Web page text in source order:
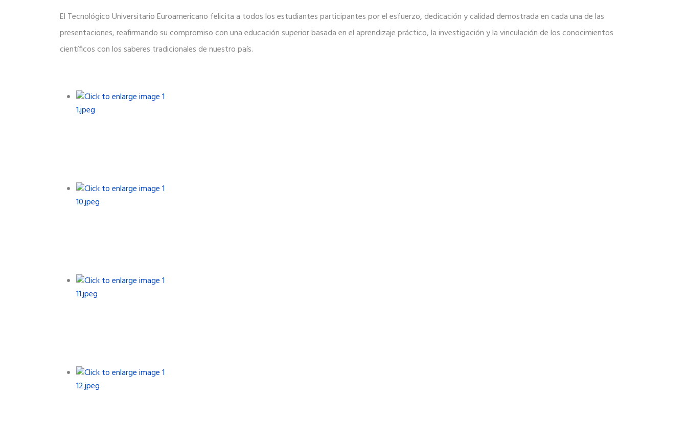
El Tecnológico Universitario Euroamericano felicita a todos los estudiantes participantes por el esfuerzo, dedicación y calidad demostrada en cada una de las
presentaciones, reafirmando su compromiso con una educación superior basada en el aprendizaje práctico, la investigación y la vinculación de los conocimientos
científicos con los saberes tradicionales de nuestro país.